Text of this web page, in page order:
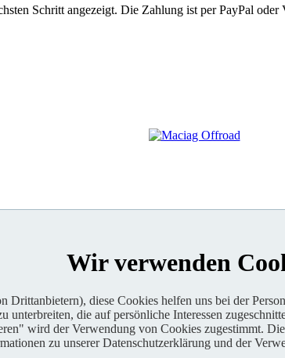
Schritt angezeigt. Die Zahlung ist per PayPal oder
Wir verwenden
diese Cookies helfen uns bei der
unterbreiten, die auf persönliche Interessen
wird der Verwendung von Cookies zugestimmt.
zu unserer Datenschutzerklärung und der